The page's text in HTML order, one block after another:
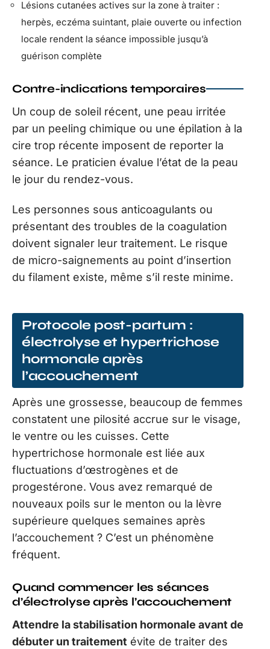
Lésions cutanées actives sur la zone à traiter :
herpès, eczéma suintant, plaie ouverte ou infection
locale rendent la séance impossible jusqu’à
guérison complète
Contre-indications temporaires
Un coup de soleil récent, une peau irritée
par un peeling chimique ou une épilation à la
cire trop récente imposent de reporter la
séance. Le praticien évalue l’état de la peau
le jour du rendez-vous.
Les personnes sous anticoagulants ou
présentant des troubles de la coagulation
doivent signaler leur traitement. Le risque
de micro-saignements au point d’insertion
du filament existe, même s’il reste minime.
Protocole post-partum :
électrolyse et hypertrichose
hormonale après
l’accouchement
Après une grossesse, beaucoup de femmes
constatent une pilosité accrue sur le visage,
le ventre ou les cuisses. Cette
hypertrichose hormonale est liée aux
fluctuations d’œstrogènes et de
progestérone. Vous avez remarqué de
nouveaux poils sur le menton ou la lèvre
supérieure quelques semaines après
l’accouchement ? C’est un phénomène
fréquent.
Quand commencer les séances
d’électrolyse après l’accouchement
Attendre la stabilisation hormonale avant de
débuter un traitement évite de traiter des